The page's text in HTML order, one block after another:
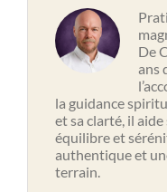
De
ans
la guidance
et sa clarté, il
équilibre et
authentique et
terrain.